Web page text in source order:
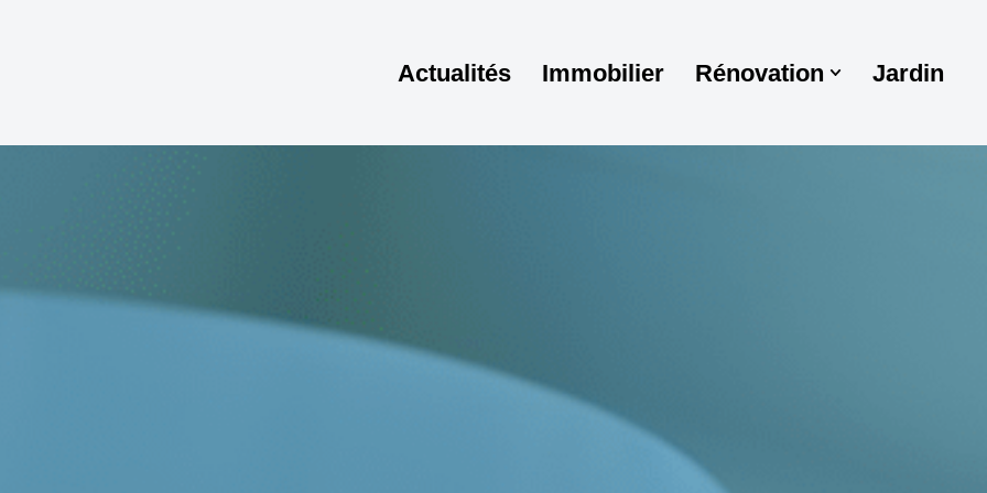
Actualités Immobilier Rénovation Jardin